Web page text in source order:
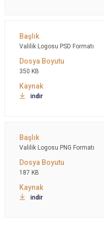
Valilik Logosu PSD Formatı
350 KB
indir
Valilik Logosu PNG Formatı
187 KB
indir